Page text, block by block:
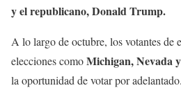
y el republicano, Donald Trump.
A lo largo de octubre, los votantes de
elecciones comoMichigan, Nevada
la oportunidad de votar por adelantado.